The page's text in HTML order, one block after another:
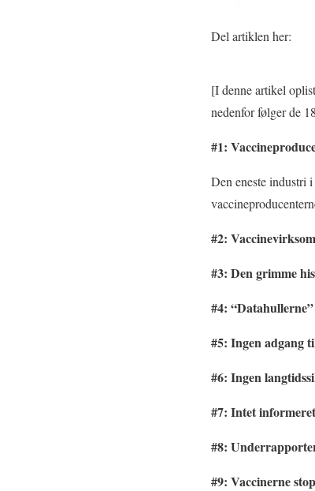
Del artiklen her:
[I denne artikel
nedenfor følger de
#1:
Den eneste industri
#2:
#3: Den grimme
#4:
#5: Ingen adgang
#6: Ingen
#7: Intet
#8:
#9: Vaccinerne